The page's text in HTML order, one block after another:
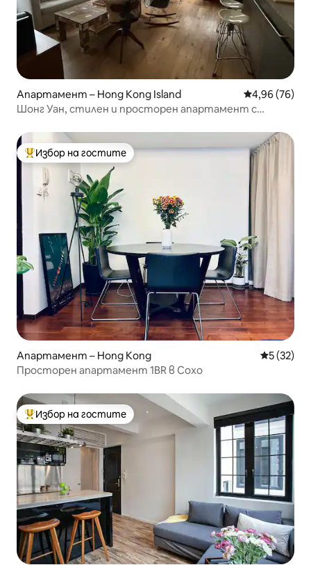
Апартамент – Hong Kong Island Средна
4,96 (76)
Шонг Уан, стилен и просторен апартамент с
Най-популярен избор на гостите
Избор на гостите
Апартамент – Hong Kong Средна
5 (32)
Просторен апартамент 1BR в Сохо
Най-популярен избор на гостите
Избор на гостите